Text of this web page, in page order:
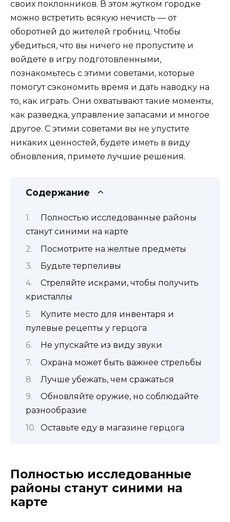
своих поклонников. В этом жутком городке
можно встретить всякую нечисть — от
оборотней до жителей гробниц. Чтобы
убедиться, что вы ничего не пропустите и
войдете в игру подготовленными,
познакомьтесь с этими советами, которые
помогут сэкономить время и дать наводку на
то, как играть. Они охватывают такие моменты,
как разведка, управление запасами и многое
другое. С этими советами вы не упустите
никаких ценностей, будете иметь в виду
обновления, примете лучшие решения.
Содержание
Полностью исследованные районы
станут синими на карте
Посмотрите на желтые предметы
Будьте терпеливы
Стреляйте искрами, чтобы получить
кристаллы
Купите место для инвентаря и
пулевые рецепты у герцога
Не упускайте из виду звуки
Охрана может быть важнее стрельбы
Лучше убежать, чем сражаться
Обновляйте оружие, но соблюдайте
разнообразие
Оставьте еду в магазине герцога
Полностью исследованные
районы станут синими на
карте